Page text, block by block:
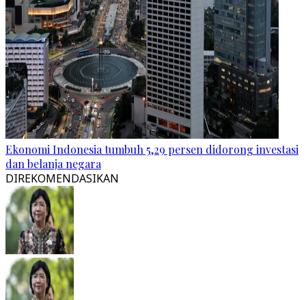
Ekonomi Indonesia tumbuh 5,29 persen didorong investasi
dan belanja negara
DIREKOMENDASIKAN